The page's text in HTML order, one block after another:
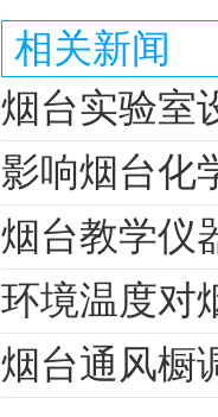
相关新闻
烟台实验室
影响烟台化
烟台教学仪
环境温度对
烟台通风橱